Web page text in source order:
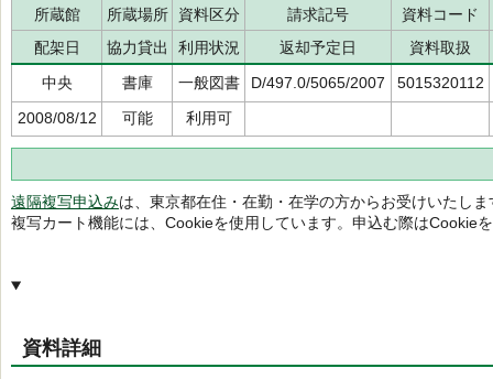
所蔵館 所蔵場所 資料区分 請求記号
資料コード
配架日
協力貸出 利用状況 返却予定日
資料取扱
中央
書庫 一般図書 D/497.0/5065/2007
5015320112
2008/08/12
可能 利用可
遠隔複写申込みは、東京都在住・在勤・在学の方からお受けいたしま
複写カート機能には、Cookieを使用しています。申込む際はCookie
資料詳細